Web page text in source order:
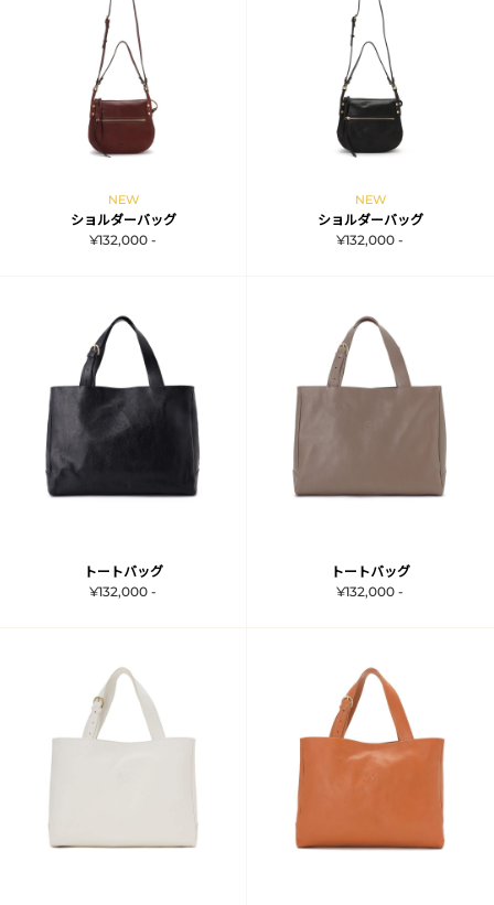
NEW
ショルダーバッグ
¥132,000 -
NEW
ショルダーバッグ
¥132,000 -
トートバッグ
¥132,000 -
トートバッグ
¥132,000 -